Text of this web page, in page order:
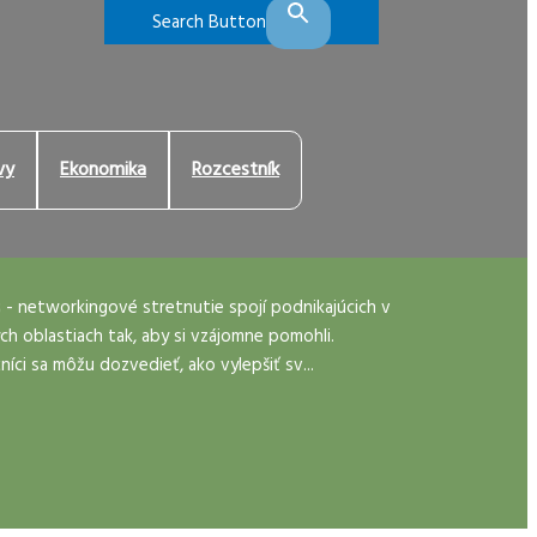
Search Button
Ekonomika Rozcestník
- networkingové stretnutie spojí podnikajúcich v
oblastiach tak, aby si vzájomne pomohli.
sa môžu dozvedieť, ako vylepšiť sv...